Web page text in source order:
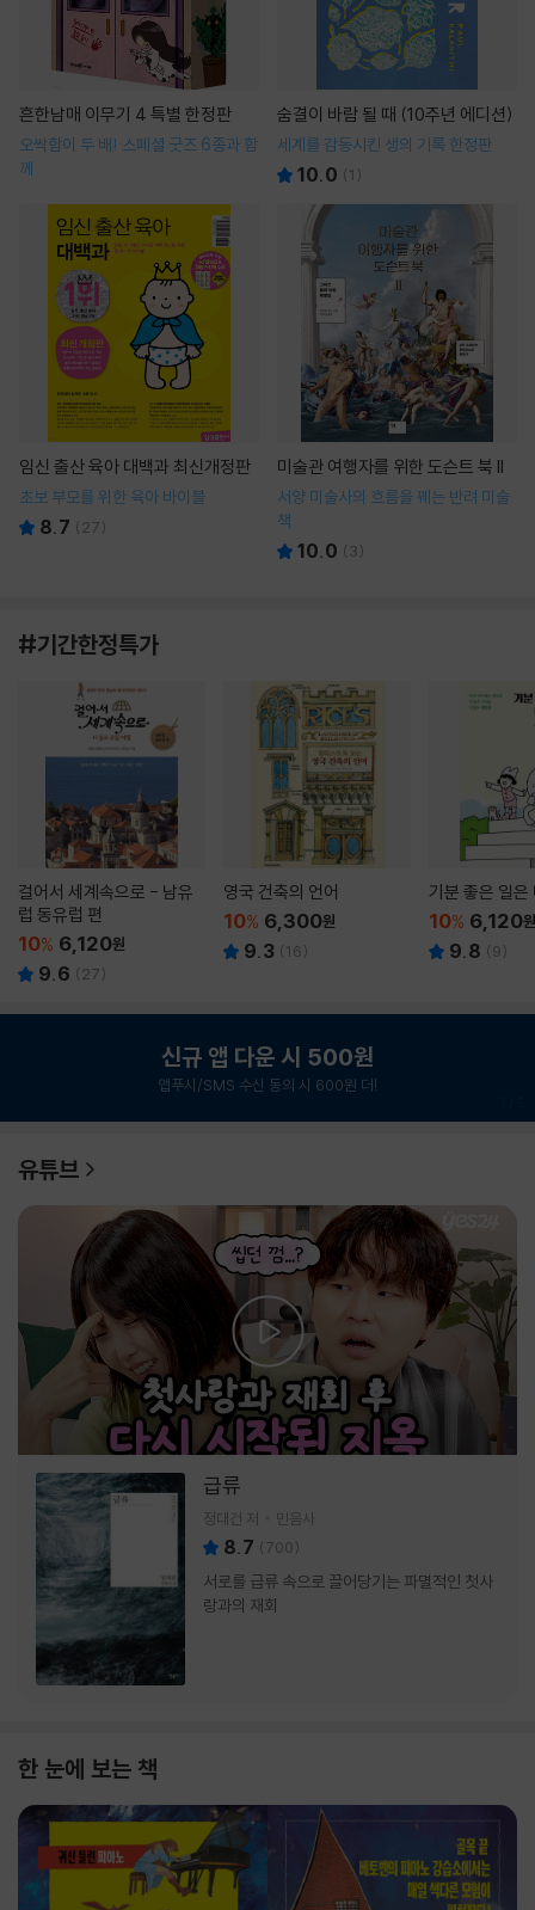
흔한남매 이무기 4 특별 한정판
오싹함이 두 배! 스페셜 굿즈 6종과 함
께
숨결이 바람 될 때 (10주년 에디션)
세계를 감동시킨 생의 기록 한정판
10.0 (1 )
임신 출산 육아 대백과 최신개정판
초보 부모를 위한 육아 바이블
8.7 ( 27)
미술관 여행자를 위한 도슨트 북 II
서양 미술사의 흐름을 꿰는 반려 미술
책
10.0 ( 3)
#기간한정특가
걸어서 세계속으로 - 남유
럽 동유럽 편
10% 6,120원
9.6 ( 27)
영국 건축의 언어
10% 6,300원
9.3 (16)
기분 좋은 일은
10% 6,120원
9.8 (9)
신규 앱 다운 시 500원
앱푸시/SMS 수신 동의 시 600원 더!
유튜브
급류
정대건 저 민음사
8.7 (700)
서로를 급류 속으로 끌어당기는 파멸적인 첫사
랑과의 재회
한 눈에 보는 책